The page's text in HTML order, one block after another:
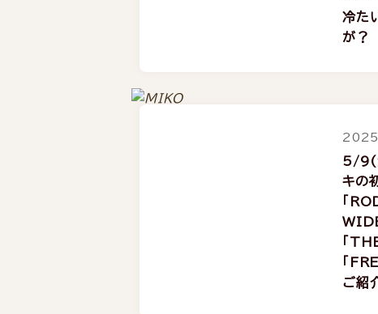
冷た
が？
2025
5/9(
キの
「
「
「
ご紹